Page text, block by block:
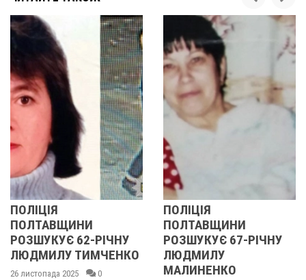
ПОЛТАВЩИНИ
РОЗШУКУЄ 67-РІЧНУ
ЛЮДМИЛУ
МАЛИНЕНКО
ОБЛАСТІ
РОЗШУКУЮТЬ
РІЧНУ ЗОЮ
14 листопада 2025